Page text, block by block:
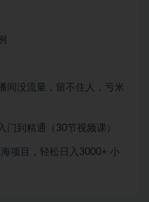
间没流量，留不住人，亏米
门到精通（30节视频课）
项目，轻松日入3000+ 小